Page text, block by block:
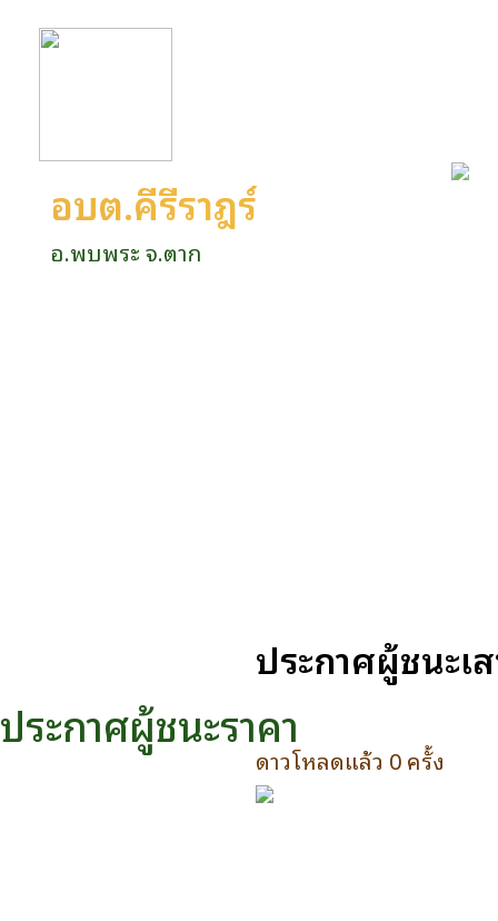
อบต.คีรีราษฎร์
อ.พบพระ จ.ตาก
ประกาศผู้ชนะราคา
ประกาศผู้ชนะเ
ดาวโหลดแล้ว 0 ครั้ง